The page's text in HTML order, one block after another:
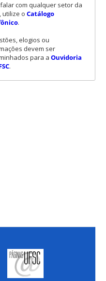
com qualquer setor da
utilize o Catálogo
.
elogios ou
devem ser
para a Ouvidoria
.